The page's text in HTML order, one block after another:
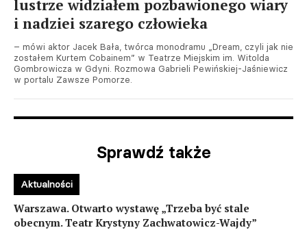
lustrze widziałem pozbawionego wiary
i nadziei szarego człowieka
– mówi aktor Jacek Bała, twórca monodramu „Dream, czyli jak nie
zostałem Kurtem Cobainem” w Teatrze Miejskim im. Witolda
Gombrowicza w Gdyni. Rozmowa Gabrieli Pewińskiej-Jaśniewicz
w portalu Zawsze Pomorze.
Sprawdź także
Warszawa. Otwarto wystawę „Trzeba być stale
obecnym. Teatr Krystyny Zachwatowicz-Wajdy”
Aktualności